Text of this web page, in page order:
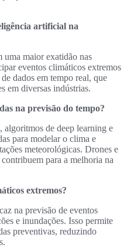
artificial na
maior exatidão nas
eventos climáticos extremos
dados em tempo real, que
em diversas indústrias.
na previsão do tempo?
algoritmos de deep learning e
para modelar o clima e
meteorológicas. Drones e
para a melhoria na
extremos?
na previsão de eventos
e inundações. Isso permite
preventivas, reduzindo